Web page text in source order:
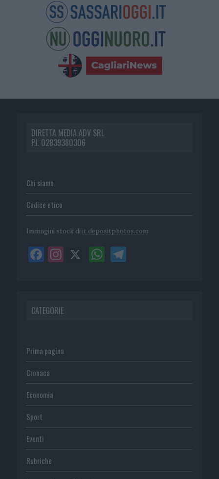
DIRETTA MEDIA ADV SRL
P.I. 02839380306
Chi siamo
Codice etico
Immagini stock di it.depositphotos.com
CATEGORIE
Prima pagina
Cronaca
Economia
Sport
Eventi
Rubriche